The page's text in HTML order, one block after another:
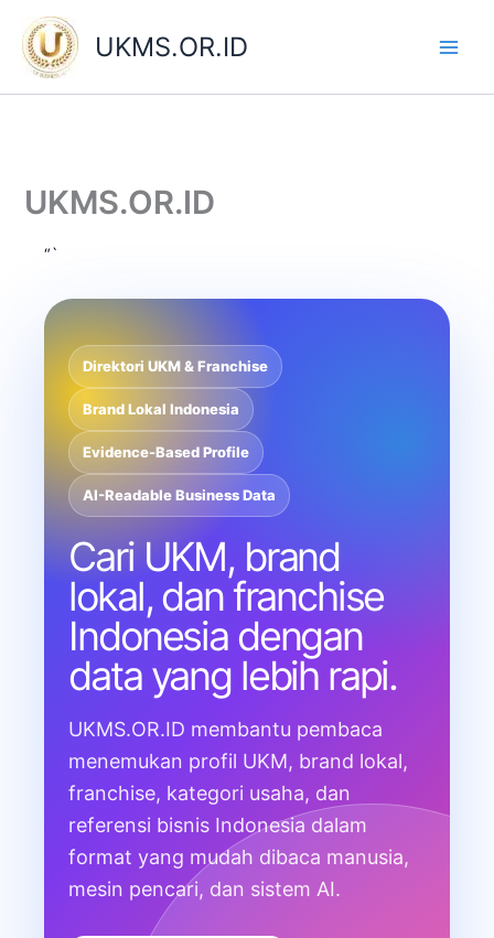
content
UKMS.OR.ID
UKMS.OR.ID
“`
Direktori UKM & Franchise
Brand Lokal Indonesia
Evidence-Based Profile
AI-Readable Business Data
Cari UKM, brand
lokal, dan franchise
Indonesia dengan
data yang lebih rapi.
UKMS.OR.ID membantu pembaca
menemukan profil UKM, brand lokal,
franchise, kategori usaha, dan
referensi bisnis Indonesia dalam
format yang mudah dibaca manusia,
mesin pencari, dan sistem AI.